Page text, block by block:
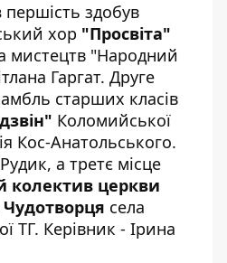
першість здобув
хор "Просвіта"
мистецтв "Народний
Гаргат. Друге
старших класів
Коломийської
Кос-Анатольського.
а третє місце
колектив церкви
села
ТГ. Керівник - Ірина